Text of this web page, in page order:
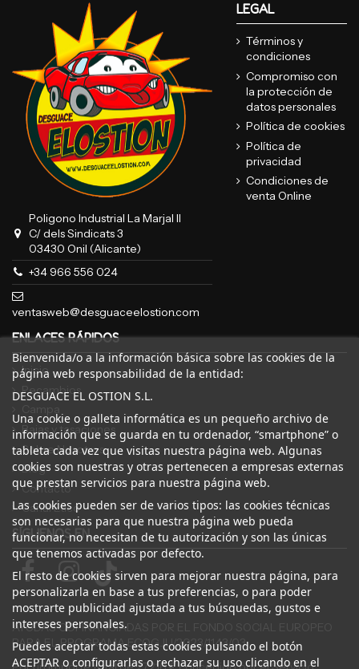
Poligono Industrial La Marjal II
C/ dels Sindicats 3
03430 Onil (Alicante)
+34 966 556 024
ventasweb@desguaceelostion.com
LEGAL
Términos y
condiciones
Compromiso con
la protección de
datos personales
Política de cookies
Política de
privacidad
Condiciones de
venta Online
ENLACES RÁPIDOS
Inicio
Recambios
Bajas y tasaciones
Sobre Nosotros
Blog
Contacto
Canal Ético
Bienvenida/o a la información básica sobre las cookies de la
página web responsabilidad de la entidad:
DESGUACE EL OSTION S.L.
Una cookie o galleta informática es un pequeño archivo de
información que se guarda en tu ordenador, “smartphone” o
tableta cada vez que visitas nuestra página web. Algunas
cookies son nuestras y otras pertenecen a empresas externas
que prestan servicios para nuestra página web.
Las cookies pueden ser de varios tipos: las cookies técnicas
son necesarias para que nuestra página web pueda
funcionar, no necesitan de tu autorización y son las únicas
que tenemos activadas por defecto.
El resto de cookies sirven para mejorar nuestra página, para
personalizarla en base a tus preferencias, o para poder
mostrarte publicidad ajustada a tus búsquedas, gustos e
intereses personales.
Puedes aceptar todas estas cookies pulsando el botón
ACEPTAR o configurarlas o rechazar su uso clicando en el
SÍGUENOS EN
AYUDAS COFINANCIADAS POR EL FONDO SOCIAL EUROPEO
PARA EL PROGRAMA ECOGJU/2023/1143/03